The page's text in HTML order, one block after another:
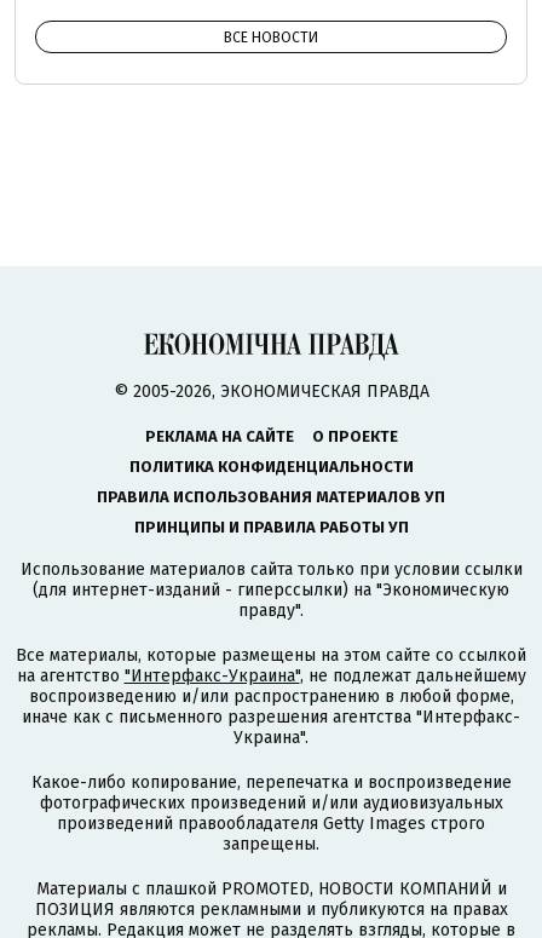
ВСЕ НОВОСТИ
© 2005-2026, ЭКОНОМИЧЕСКАЯ ПРАВДА
РЕКЛАМА НА САЙТЕ
О ПРОЕКТЕ
ПОЛИТИКА КОНФИДЕНЦИАЛЬНОСТИ
ПРАВИЛА ИСПОЛЬЗОВАНИЯ МАТЕРИАЛОВ УП
ПРИНЦИПЫ И ПРАВИЛА РАБОТЫ УП
Использование материалов сайта только при условии ссылки
(для интернет-изданий - гиперссылки) на "Экономическую
правду".
Все материалы, которые размещены на этом сайте со ссылкой
на агентство "Интерфакс-Украина", не подлежат дальнейшему
воспроизведению и/или распространению в любой форме,
иначе как с письменного разрешения агентства "Интерфакс-
Украина".
Какое-либо копирование, перепечатка и воспроизведение
фотографических произведений и/или аудиовизуальных
произведений правообладателя Getty Images строго
запрещены.
Материалы с плашкой PROMOTED, НОВОСТИ КОМПАНИЙ и
ПОЗИЦИЯ являются рекламными и публикуются на правах
рекламы. Редакция может не разделять взгляды, которые в